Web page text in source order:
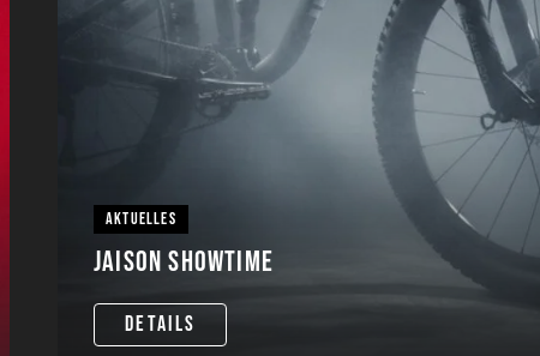
AKTUELLES
JAISON SHOWTIME
DETAILS